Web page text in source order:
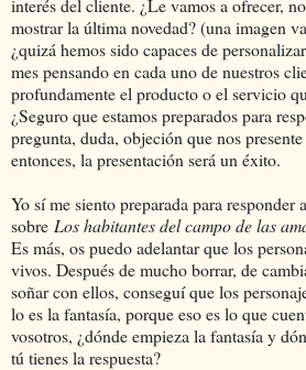
mostrar la última novedad? (una imagen
¿quizá hemos sido capaces de
mes pensando en cada uno de nuestros
profundamente el producto o el servicio
¿Seguro que estamos preparados para
pregunta, duda, objeción que nos
entonces, la presentación será un éxito.
Yo sí me siento preparada para responder
sobre Los habitantes del campo de las
Es más, os puedo adelantar que los
vivos. Después de mucho borrar, de
soñar con ellos, conseguí que los
lo es la fantasía, porque eso es lo que
vosotros, ¿dónde empieza la fantasía y
tú tienes la respuesta?